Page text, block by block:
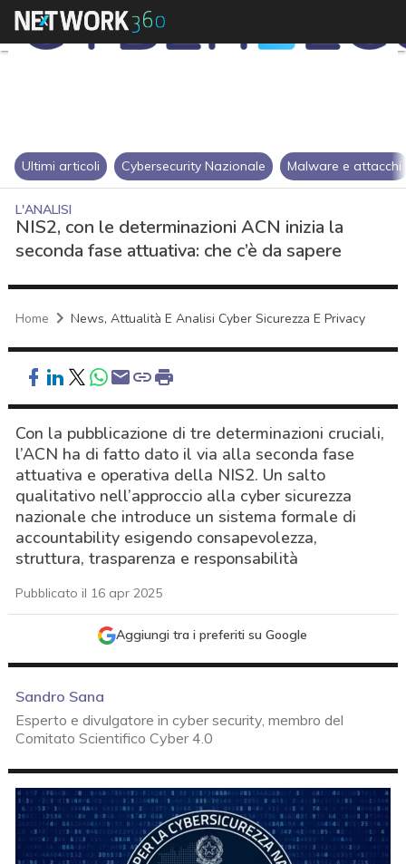
Ultimi articoli Cybersecurity Nazionale Malware e attacchi
L'ANALISI
NIS2, con le determinazioni ACN inizia la
seconda fase attuativa: che c’è da sapere
Home News, Attualità E Analisi Cyber Sicurezza E Privacy
Con la pubblicazione di tre determinazioni cruciali,
l’ACN ha di fatto dato il via alla seconda fase
attuativa e operativa della NIS2. Un salto
qualitativo nell’approccio alla cyber sicurezza
nazionale che introduce un sistema formale di
accountability esigendo consapevolezza,
struttura, trasparenza e responsabilità
Pubblicato il 16 apr 2025
Aggiungi tra i preferiti su Google
Sandro Sana
Esperto e divulgatore in cyber security, membro del
Comitato Scientifico Cyber 4.0